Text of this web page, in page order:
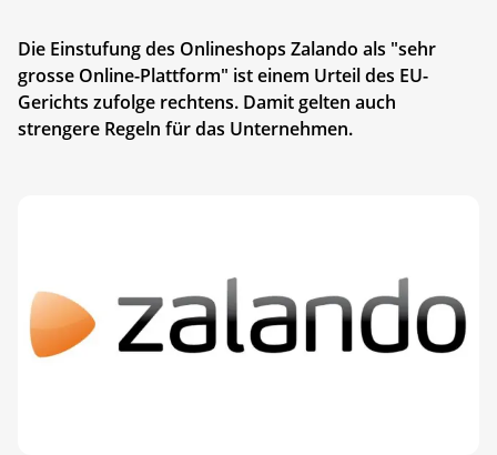
Die Einstufung des Onlineshops Zalando als "sehr
grosse Online-Plattform" ist einem Urteil des EU-
Gerichts zufolge rechtens. Damit gelten auch
strengere Regeln für das Unternehmen.